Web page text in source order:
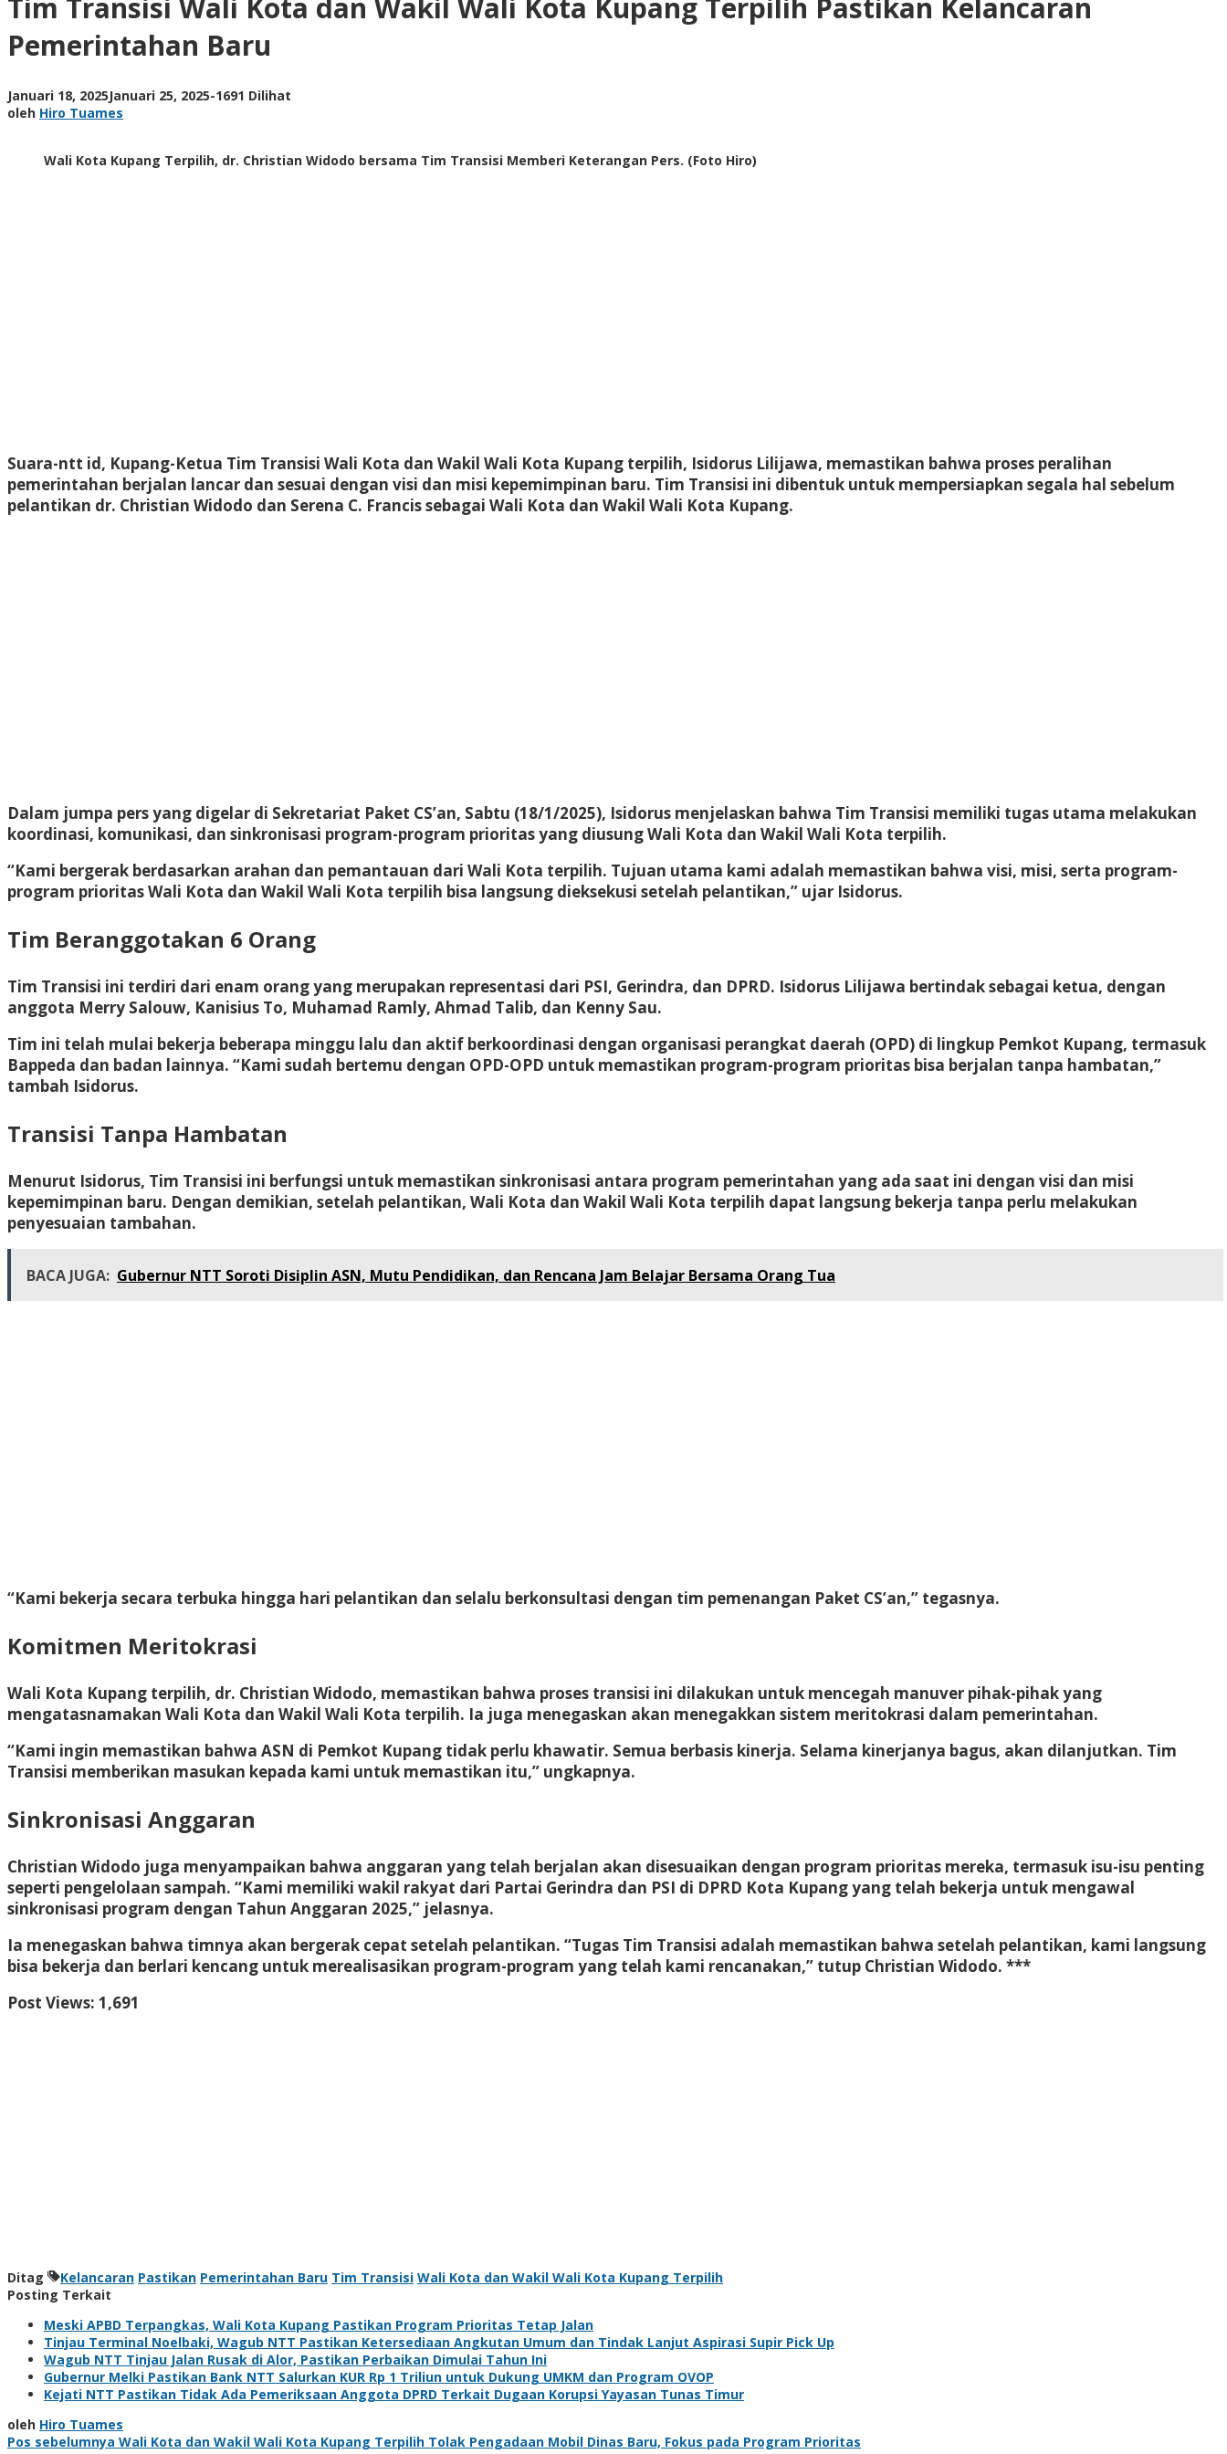
dan
Wali
Kota
Terpilih
Baru
Tim Transisi Wali Kota dan Wakil Wali Kota Kupang Terpilih Pastikan Kelancaran
Pemerintahan Baru
Januari 18, 2025Januari 25, 2025oleh
-1691 Dilihat
oleh Hiro Tuames
Wali Kota Kupang Terpilih, dr. Christian Widodo bersama Tim Transisi Memberi Keterangan Pers. (Foto Hiro)
Suara-ntt id, Kupang-Ketua Tim Transisi Wali Kota dan Wakil Wali Kota Kupang terpilih, Isidorus Lilijawa, memastikan bahwa proses peralihan
pemerintahan berjalan lancar dan sesuai dengan visi dan misi kepemimpinan baru. Tim Transisi ini dibentuk untuk mempersiapkan segala hal sebelum
pelantikan dr. Christian Widodo dan Serena C. Francis sebagai Wali Kota dan Wakil Wali Kota Kupang.
Dalam jumpa pers yang digelar di Sekretariat Paket CS’an, Sabtu (18/1/2025), Isidorus menjelaskan bahwa Tim Transisi memiliki tugas utama melakukan
koordinasi, komunikasi, dan sinkronisasi program-program prioritas yang diusung Wali Kota dan Wakil Wali Kota terpilih.
“Kami bergerak berdasarkan arahan dan pemantauan dari Wali Kota terpilih. Tujuan utama kami adalah memastikan bahwa visi, misi, serta program-
program prioritas Wali Kota dan Wakil Wali Kota terpilih bisa langsung dieksekusi setelah pelantikan,” ujar Isidorus.
Tim Beranggotakan 6 Orang
Tim Transisi ini terdiri dari enam orang yang merupakan representasi dari PSI, Gerindra, dan DPRD. Isidorus Lilijawa bertindak sebagai ketua, dengan
anggota Merry Salouw, Kanisius To, Muhamad Ramly, Ahmad Talib, dan Kenny Sau.
Tim ini telah mulai bekerja beberapa minggu lalu dan aktif berkoordinasi dengan organisasi perangkat daerah (OPD) di lingkup Pemkot Kupang, termasuk
Bappeda dan badan lainnya. “Kami sudah bertemu dengan OPD-OPD untuk memastikan program-program prioritas bisa berjalan tanpa hambatan,”
tambah Isidorus.
Transisi Tanpa Hambatan
Menurut Isidorus, Tim Transisi ini berfungsi untuk memastikan sinkronisasi antara program pemerintahan yang ada saat ini dengan visi dan misi
kepemimpinan baru. Dengan demikian, setelah pelantikan, Wali Kota dan Wakil Wali Kota terpilih dapat langsung bekerja tanpa perlu melakukan
penyesuaian tambahan.
BACA JUGA: Gubernur NTT Soroti Disiplin ASN, Mutu Pendidikan, dan Rencana Jam Belajar Bersama Orang Tua
“Kami bekerja secara terbuka hingga hari pelantikan dan selalu berkonsultasi dengan tim pemenangan Paket CS’an,” tegasnya.
Komitmen Meritokrasi
Wali Kota Kupang terpilih, dr. Christian Widodo, memastikan bahwa proses transisi ini dilakukan untuk mencegah manuver pihak-pihak yang
mengatasnamakan Wali Kota dan Wakil Wali Kota terpilih. Ia juga menegaskan akan menegakkan sistem meritokrasi dalam pemerintahan.
“Kami ingin memastikan bahwa ASN di Pemkot Kupang tidak perlu khawatir. Semua berbasis kinerja. Selama kinerjanya bagus, akan dilanjutkan. Tim
Transisi memberikan masukan kepada kami untuk memastikan itu,” ungkapnya.
Sinkronisasi Anggaran
Christian Widodo juga menyampaikan bahwa anggaran yang telah berjalan akan disesuaikan dengan program prioritas mereka, termasuk isu-isu penting
seperti pengelolaan sampah. “Kami memiliki wakil rakyat dari Partai Gerindra dan PSI di DPRD Kota Kupang yang telah bekerja untuk mengawal
sinkronisasi program dengan Tahun Anggaran 2025,” jelasnya.
Ia menegaskan bahwa timnya akan bergerak cepat setelah pelantikan. “Tugas Tim Transisi adalah memastikan bahwa setelah pelantikan, kami langsung
bisa bekerja dan berlari kencang untuk merealisasikan program-program yang telah kami rencanakan,” tutup Christian Widodo. ***
Post Views: 1,691
Ditag Kelancaran Pastikan Pemerintahan Baru Tim Transisi Wali Kota dan Wakil Wali Kota Kupang Terpilih
Posting Terkait
Meski APBD Terpangkas, Wali Kota Kupang Pastikan Program Prioritas Tetap Jalan
Tinjau Terminal Noelbaki, Wagub NTT Pastikan Ketersediaan Angkutan Umum dan Tindak Lanjut Aspirasi Supir Pick Up
Wagub NTT Tinjau Jalan Rusak di Alor, Pastikan Perbaikan Dimulai Tahun Ini
Gubernur Melki Pastikan Bank NTT Salurkan KUR Rp 1 Triliun untuk Dukung UMKM dan Program OVOP
Kejati NTT Pastikan Tidak Ada Pemeriksaan Anggota DPRD Terkait Dugaan Korupsi Yayasan Tunas Timur
oleh Hiro Tuames
Pos sebelumnya Wali Kota dan Wakil Wali Kota Kupang Terpilih Tolak Pengadaan Mobil Dinas Baru, Fokus pada Program Prioritas